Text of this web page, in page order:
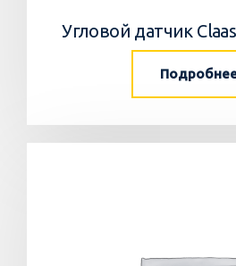
Угловой датчик